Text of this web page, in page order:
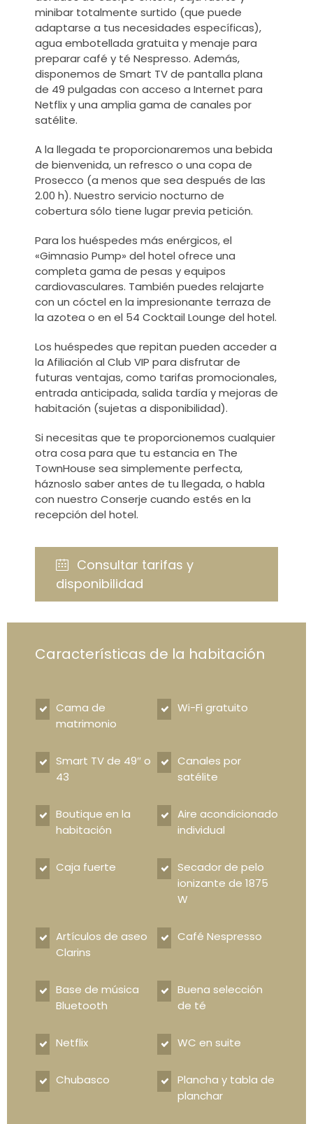
minibar totalmente surtido (que puede
adaptarse a tus necesidades específicas),
agua embotellada gratuita y menaje para
preparar café y té Nespresso. Además,
disponemos de Smart TV de pantalla plana
de 49 pulgadas con acceso a Internet para
Netflix y una amplia gama de canales por
satélite.
A la llegada te proporcionaremos una bebida
de bienvenida, un refresco o una copa de
Prosecco (a menos que sea después de las
2.00 h). Nuestro servicio nocturno de
cobertura sólo tiene lugar previa petición.
Para los huéspedes más enérgicos, el
«Gimnasio Pump» del hotel ofrece una
completa gama de pesas y equipos
cardiovasculares. También puedes relajarte
con un cóctel en la impresionante terraza de
la azotea o en el 54 Cocktail Lounge del hotel.
Los huéspedes que repitan pueden acceder a
la Afiliación al Club VIP para disfrutar de
futuras ventajas, como tarifas promocionales,
entrada anticipada, salida tardía y mejoras de
habitación (sujetas a disponibilidad).
Si necesitas que te proporcionemos cualquier
otra cosa para que tu estancia en The
TownHouse sea simplemente perfecta,
háznoslo saber antes de tu llegada, o habla
con nuestro Conserje cuando estés en la
recepción del hotel.
Consultar tarifas y
disponibilidad
Características de la habitación
Cama de
matrimonio
Wi-Fi gratuito
Smart TV de 49″ o
43
Canales por
satélite
Boutique en la
habitación
Aire acondicionado
individual
Caja fuerte
Secador de pelo
ionizante de 1875
W
Artículos de aseo
Clarins
Café Nespresso
Base de música
Bluetooth
Buena selección
de té
Netflix WC en suite
Chubasco
Plancha y tabla de
planchar